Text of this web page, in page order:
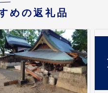
めの返礼品